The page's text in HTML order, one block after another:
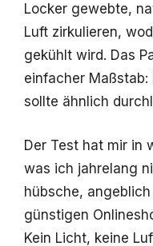
Locker gewebte,
Luft zirkulieren,
gekühlt wird. Das
einfacher
sollte ähnlich
Der Test hat mir in
was ich jahrelang
hübsche, angeblich
günstigen
Kein Licht, keine